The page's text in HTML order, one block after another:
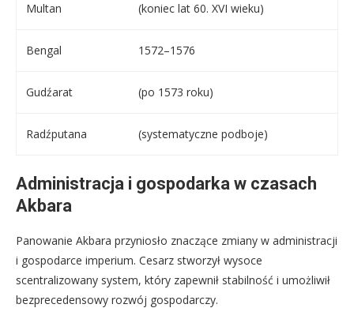
Multan (koniec lat 60. XVI wieku)
Bengal 1572–1576
Gudźarat (po 1573 roku)
Radźputana (systematyczne podboje)
Administracja i gospodarka w czasach
Akbara
Panowanie Akbara przyniosło znaczące zmiany w administracji
i gospodarce imperium. Cesarz stworzył wysoce
scentralizowany system, który zapewnił stabilność i umożliwił
bezprecedensowy rozwój gospodarczy.